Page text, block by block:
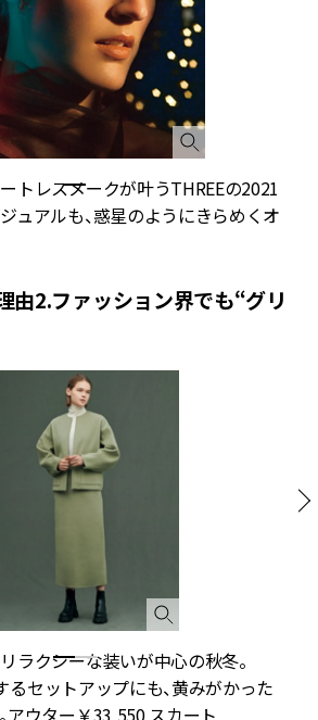
トレスメークが叶うTHREEの2021
ュアルも、惑星のようにきらめくオ
由2.ファッション界でも“グリ
ラクシーな装いが中心の秋冬。
セットアップにも、黄みがかった